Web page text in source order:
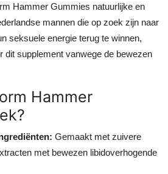
Hammer Gummies natuurlijke en
mannen die op zoek zijn naar
seksuele energie terug te winnen,
dit supplement vanwege de bewezen
Hammer
Gemaakt met zuivere
met bewezen libidoverhogende